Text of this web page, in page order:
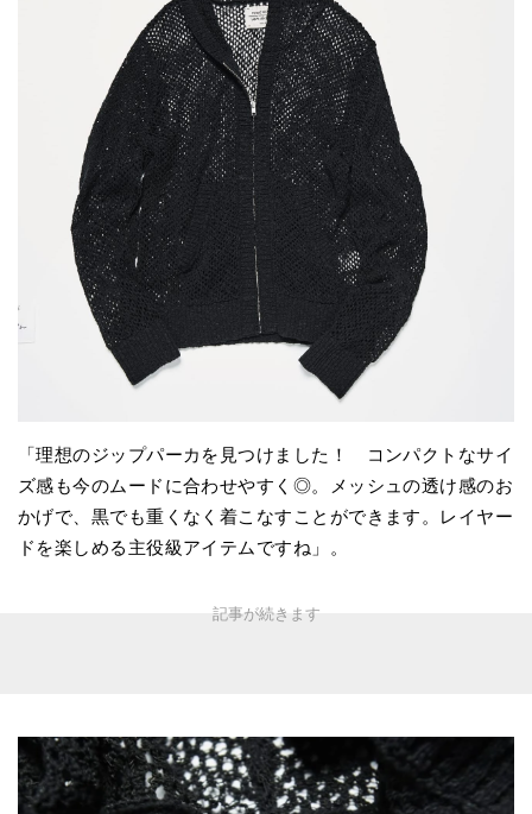
「理想のジップパーカを見つけました！ コンパクトなサイ
ズ感も今のムードに合わせやすく◎。メッシュの透け感のお
かげで、黒でも重くなく着こなすことができます。レイヤー
ドを楽しめる主役級アイテムですね」。